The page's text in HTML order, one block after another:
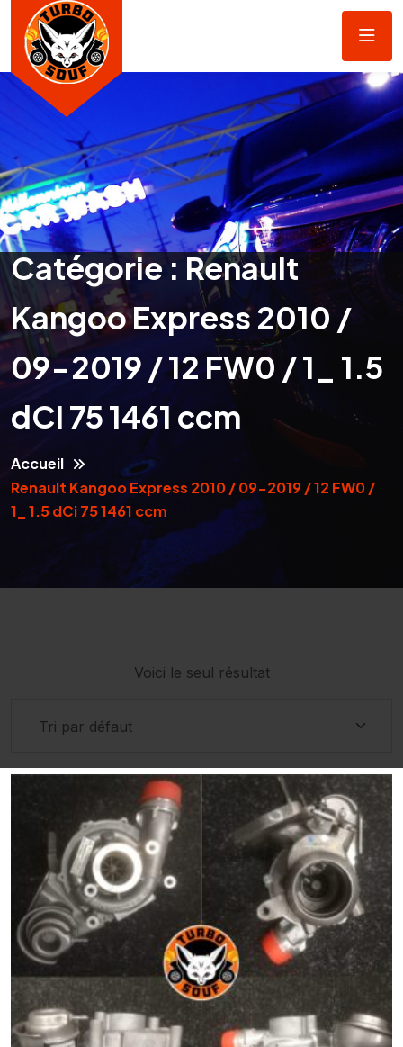
Catégorie : Renault
Kangoo Express 2010 /
09-2019 / 12 FW0 / 1_ 1.5
dCi 75 1461 ccm
Accueil
Renault Kangoo Express 2010 / 09-2019 / 12 FW0 /
1_ 1.5 dCi 75 1461 ccm
Voici le seul résultat